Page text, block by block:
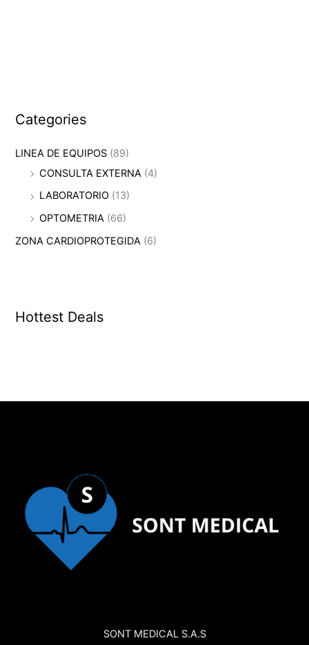
Categories
LINEA DE EQUIPOS (89)
CONSULTA EXTERNA (4)
LABORATORIO (13)
OPTOMETRIA (66)
ZONA CARDIOPROTEGIDA (6)
Hottest Deals
SONT MEDICAL S.A.S